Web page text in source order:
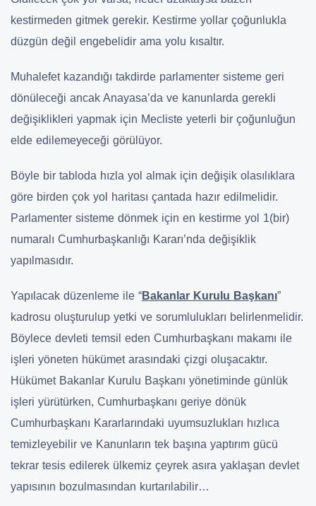
kestirmeden gitmek gerekir. Kestirme yollar çoğunlukla
düzgün değil engebelidir ama yolu kısaltır.
Muhalefet kazandığı takdirde parlamenter sisteme geri
dönüleceği ancak Anayasa’da ve kanunlarda gerekli
değişiklikleri yapmak için Mecliste yeterli bir çoğunluğun
elde edilemeyeceği görülüyor.
Böyle bir tabloda hızla yol almak için değişik olasılıklara
göre birden çok yol haritası çantada hazır edilmelidir.
Parlamenter sisteme dönmek için en kestirme yol 1(bir)
numaralı Cumhurbaşkanlığı Kararı’nda değişiklik
yapılmasıdır.
Yapılacak düzenleme ile “Bakanlar Kurulu Başkanı”
kadrosu oluşturulup yetki ve sorumlulukları belirlenmelidir.
Böylece devleti temsil eden Cumhurbaşkanı makamı ile
işleri yöneten hükümet arasındaki çizgi oluşacaktır.
Hükümet Bakanlar Kurulu Başkanı yönetiminde günlük
işleri yürütürken, Cumhurbaşkanı geriye dönük
Cumhurbaşkanı Kararlarındaki uyumsuzlukları hızlıca
temizleyebilir ve Kanunların tek başına yaptırım gücü
tekrar tesis edilerek ülkemiz çeyrek asıra yaklaşan devlet
yapısının bozulmasından kurtarılabilir…